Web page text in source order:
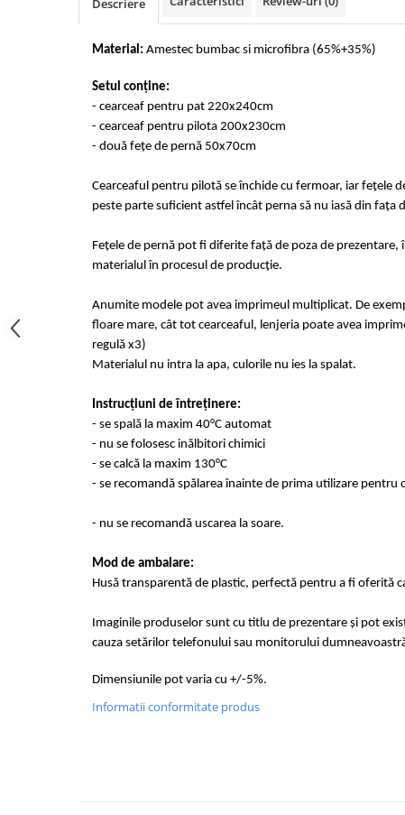
Cearceaf cu elastic 4 piese
Cearceaf cu elastic
Cearceaf normal
Lenjerii Pufoase Fluffy/ Rabbit
Bumbac 100% Poplin Hobby
Lenjerii Satin Premium
Lenjerii Matase
Lenjerii Creponate
Lenjerii pentru PASTE
Huse Impermeabile 160x200cm
Huse Impermeabile 180x200cm
Descriere
Material: Amestec bumbac si microfibra (65%+35%)
Setul conține:
- cearceaf pentru pat 220x240cm
- cearceaf pentru pilota 200x230cm
- două fețe de pernă 50x70cm
Cearceaful pentru pilotă se închide cu fermoar, iar fețele
peste parte suficient astfel încât perna să nu iasă din fața
Fețele de pernă pot fi diferite față de poza de prezentare,
materialul în procesul de producție.
Anumite modele pot avea imprimeul multiplicat. De
floare mare, cât tot cearceaful, lenjeria poate avea
regulă x3)
Materialul nu intra la apa, culorile nu ies la spalat.
Instrucțiuni de întreținere:
- se spală la maxim 40°C automat
- nu se folosesc inălbitori chimici
- se calcă la maxim 130°C
- se recomandă spălarea înainte de prima utilizare pentru
- nu se recomandă uscarea la soare.
Mod de ambalare:
Husă transparentă de plastic, perfectă pentru a fi oferită
Imaginile produselor sunt cu titlu de prezentare și pot
cauza setărilor telefonului sau monitorului
Dimensiunile pot varia cu +/-5%.
Informatii conformitate produs